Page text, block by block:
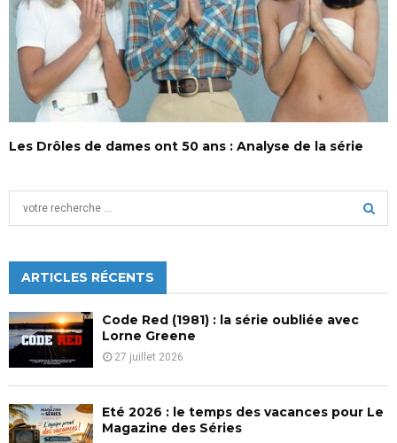
Les Drôles de dames ont 50 ans : Analyse de la série
h
f
o
r
:
C
H
ARTICLES RÉCENTS
Code Red (1981) : la série oubliée avec
Lorne Greene
27 juillet 2026
Eté 2026 : le temps des vacances pour Le
Magazine des Séries